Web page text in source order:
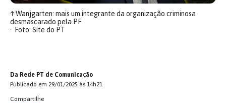
↑Wanjgarten: mais um integrante da organização criminosa
desmascarado pela PF
Foto: Site do PT
Da Rede PT de Comunicação
Publicado em 29/01/2025 às 14h21
Compartilhe